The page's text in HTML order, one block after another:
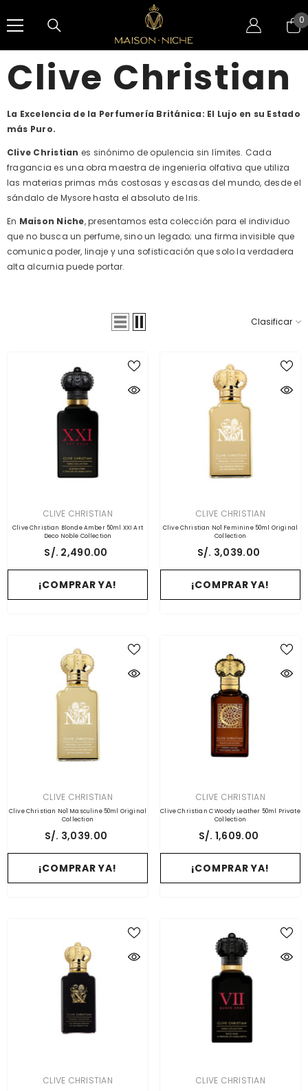
0
0
Clive Christian
La Excelencia de la Perfumería Británica: El Lujo en su Estado
más Puro.
Clive Christian es sinónimo de opulencia sin límites. Cada
fragancia es una obra maestra de ingeniería olfativa que utiliza
las materias primas más costosas y escasas del mundo, desde el
sándalo de Mysore hasta el absoluto de Iris.
En Maison Niche,presentamos esta colección para el individuo
que no busca un perfume,sino un legado; una firma invisible que
comunica poder, linaje y una sofisticación que solo la verdadera
alta alcurnia puede portar.
Clasificar
PROVEEDOR:CLIVE CHRISTIAN
Clive Christian Blonde Amber 50ml XXI Art
Deco Noble Collection
S/. 2,490.00
¡COMPRAR YA!
PROVEEDOR:CLIVE CHRISTIAN
Clive Christian No1 Feminine 50ml Original
Collection
S/. 3,039.00
¡COMPRAR YA!
PROVEEDOR:CLIVE CHRISTIAN
Clive Christian No1 Masculine 50ml Original
Collection
S/. 3,039.00
¡COMPRAR YA!
PROVEEDOR:CLIVE CHRISTIAN
Clive Christian C Woody Leather 50ml Private
Collection
S/. 1,609.00
¡COMPRAR YA!
PROVEEDOR:CLIVE CHRISTIAN PROVEEDOR:CLIVE CHRISTIAN